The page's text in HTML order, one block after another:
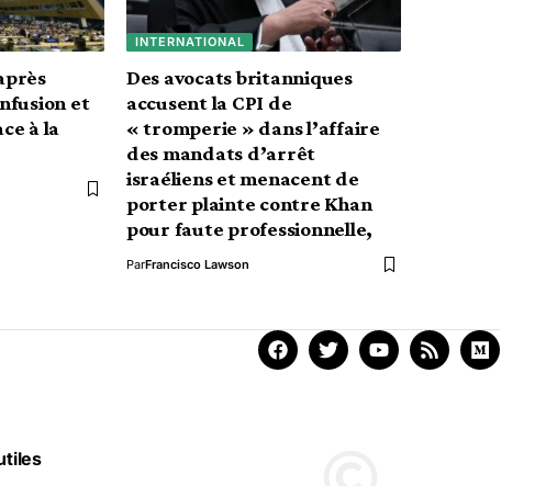
et
à la
INTERNATIONAL
Des avocats britanniques
accusent la CPI de
« tromperie » dans l’affaire
des mandats d’arrêt
israéliens et menacent de
porter plainte contre Khan
pour faute professionnelle,
ParFrancisco Lawson